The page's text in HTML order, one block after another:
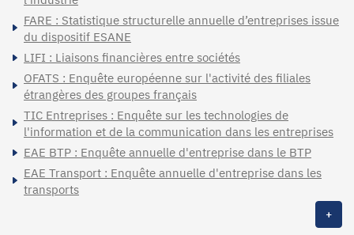
FARE : Statistique structurelle annuelle d’entreprises issue
du dispositif ESANE
LIFI : Liaisons financières entre sociétés
OFATS : Enquête européenne sur l'activité des filiales
étrangères des groupes français
TIC Entreprises : Enquête sur les technologies de
l'information et de la communication dans les entreprises
EAE BTP : Enquête annuelle d'entreprise dans le BTP
EAE Transport : Enquête annuelle d'entreprise dans les
transports
+